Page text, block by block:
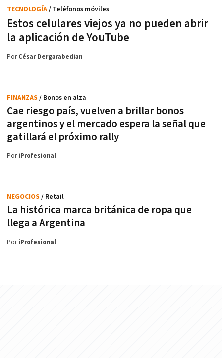
Estos celulares viejos ya no pueden abrir
la aplicación de YouTube
TECNOLOGÍA/ Teléfonos móviles
PorCésar Dergarabedian
Cae riesgo país, vuelven a brillar bonos
argentinos y el mercado espera la señal que
gatillará el próximo rally
FINANZAS / Bonos en alza
PoriProfesional
La histórica marca británica de ropa que
llega a Argentina
NEGOCIOS / Retail
PoriProfesional